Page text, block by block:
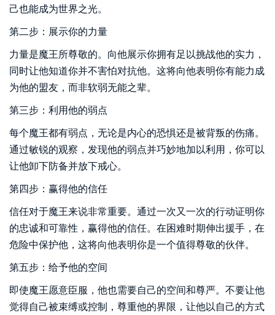
己也能成为世界之光。
第二步：展示你的力量
力量是魔王所尊敬的。向他展示你拥有足以挑战他的实力，
同时让他知道你并不害怕对抗他。这将向他表明你有能力成
为他的盟友，而非软弱无能之辈。
第三步：利用他的弱点
每个魔王都有弱点，无论是内心的恐惧还是被背叛的伤痛。
通过敏锐的观察，发现他的弱点并巧妙地加以利用，你可以
让他卸下防备并放下戒心。
第四步：赢得他的信任
信任对于魔王来说非常重要。通过一次又一次的行动证明你
的忠诚和可靠性，赢得他的信任。在困难时期伸出援手，在
危险中保护他，这将向他表明你是一个值得尊敬的伙伴。
第五步：给予他的空间
即使魔王愿意臣服，他也需要自己的空间和尊严。不要让他
觉得自己被束缚或控制，尊重他的界限，让他以自己的方式